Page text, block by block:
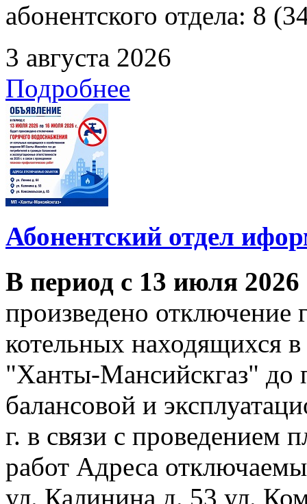
абонентского отдела: 8
3 августа 2026
Подробнее
Абонентский отдел
В период с 13 июля
произведено отключение
котельных находящихся
"Ханты-Мансийскгаз" до
балансовой и
г. в связи с проведением
работ Адреса
ул. Калинина д. 53 ул.